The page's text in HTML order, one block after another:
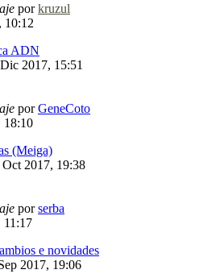
porkruzul
10:12
ADN
2017, 15:51
porGeneCoto
18:10
(Meiga)
Oct 2017, 19:38
porserba
11:17
e novidades
2017, 19:06